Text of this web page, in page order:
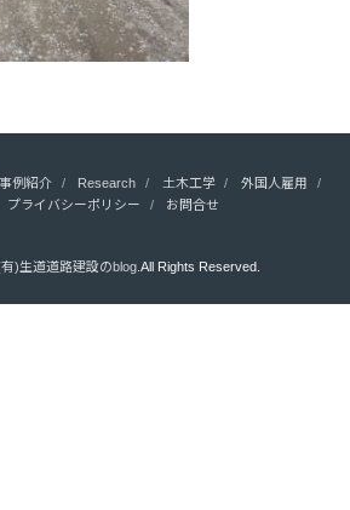
例紹介 Research 土木工学
外国人雇用
プライバシーポリシー お問合せ
)生道道路建設のblog.All Rights Reserved.